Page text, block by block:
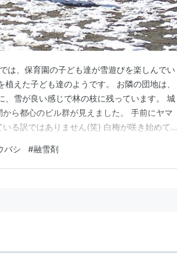
は、保育園の子ども達が雪遊びを楽しんでい
えた子ども達のようです。 お隣の団地は、
、雪が良い感じで林の枝に残っています。 城
ら都心のビル群が見えました。 手前にヤマ
る訳ではありません(笑) 白梅が咲き始めてい
一部が凍結していました。 除雪した雪の塊
バシ #融雪剤